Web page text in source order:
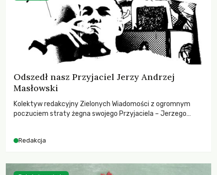
Odszedł nasz Przyjaciel Jerzy Andrzej
Masłowski
Kolektyw redakcyjny Zielonych Wiadomości z ogromnym
poczuciem straty żegna swojego Przyjaciela – Jerzego
Redakcja